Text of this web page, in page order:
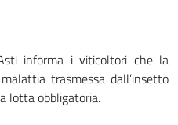
informa i viticoltori che la
trasmessa dall’insetto
lotta obbligatoria.